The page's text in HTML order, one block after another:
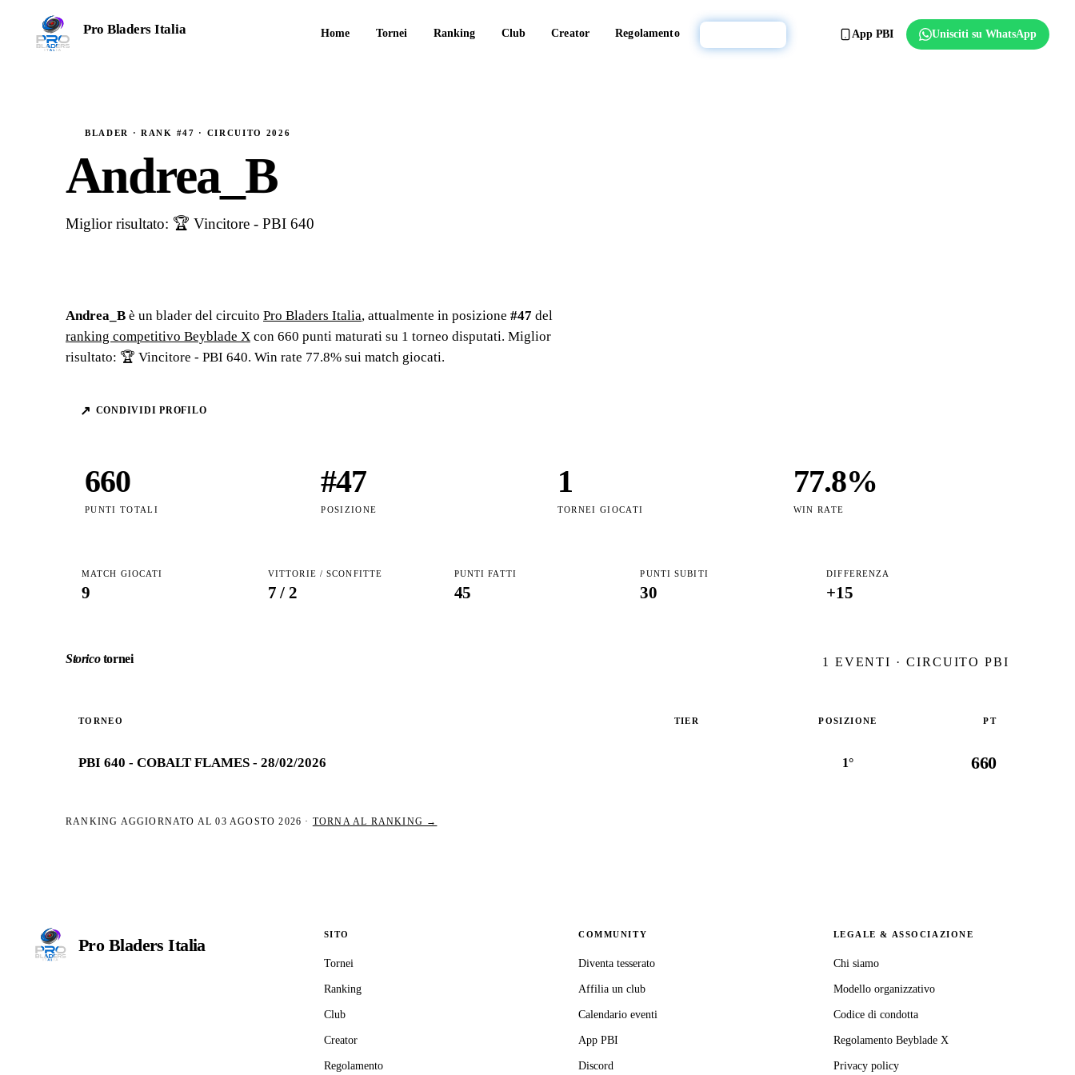
Pro Bladers Italia Home Tornei Ranking Club Creator Regolamento App PBI Unisciti su WhatsApp
BLADER · RANK #47 · CIRCUITO 2026
Andrea_B
Miglior risultato: 🏆 Vincitore - PBI 640
Andrea_B è un blader del circuito Pro Bladers Italia, attualmente in posizione #47 del
ranking competitivo Beyblade X con 660 punti maturati su 1 torneo disputati. Miglior
risultato: 🏆 Vincitore - PBI 640. Win rate 77.8% sui match giocati.
↗ CONDIVIDI PROFILO
660
PUNTI TOTALI
#47
POSIZIONE
1
TORNEI GIOCATI
77.8%
WIN RATE
MATCH GIOCATI
9
VITTORIE / SCONFITTE
7 / 2
PUNTI FATTI
45
PUNTI SUBITI
30
DIFFERENZA
+15
Storicotornei 1 EVENTI · CIRCUITO PBI
TORNEO TIER POSIZIONE PT
PBI 640 - COBALT FLAMES - 28/02/2026 1° 660
RANKING AGGIORNATO AL03 AGOSTO 2026 · TORNA AL RANKING →
Pro BladersItalia
SITO
Tornei
Ranking
Club
Creator
Regolamento
COMMUNITY
Diventa tesserato
Affilia un club
Calendario eventi
App PBI
Discord
LEGALE & ASSOCIAZIONE
Chi siamo
Modello organizzativo
Codice di condotta
Regolamento Beyblade X
Privacy policy